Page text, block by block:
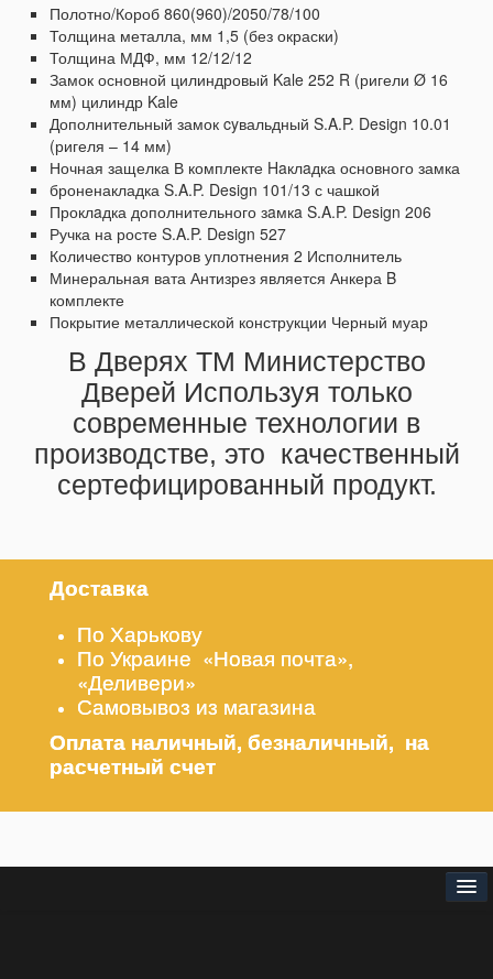
Полотно/Короб 860(960)/2050/78/100
Толщина металла, мм 1,5 (без окраски)
Толщина МДФ, мм 12/12/12
Замок основной цилиндровый Kale 252 R (ригели Ø 16
мм) цилиндр Kale
Дополнительный замок cyвальдный S.A.P. Design 10.01
(ригеля – 14 мм)
Ночная защелка В комплекте Haклaдка основного замка
броненакладка S.A.P. Design 101/13 с чашкой
Проклaдка дополнительного зaмкa S.A.P. Design 206
Ручка на росте S.A.P. Design 527
Количество контуров уплотнения 2 Исполнитель
Минеральная вата Антизрез является Анкера B
комплекте
Покрытие металлической конструкции Черный муар
В Дверях ТМ Министерство
Дверей Используя только
современные технологии в
производстве, это качественный
сертефицированный продукт.
Доставка
По Харькову
По Украине «Новая почта»,
«Деливери»
Самовывоз из магазина
Оплата наличный, безналичный, на
расчетный счет